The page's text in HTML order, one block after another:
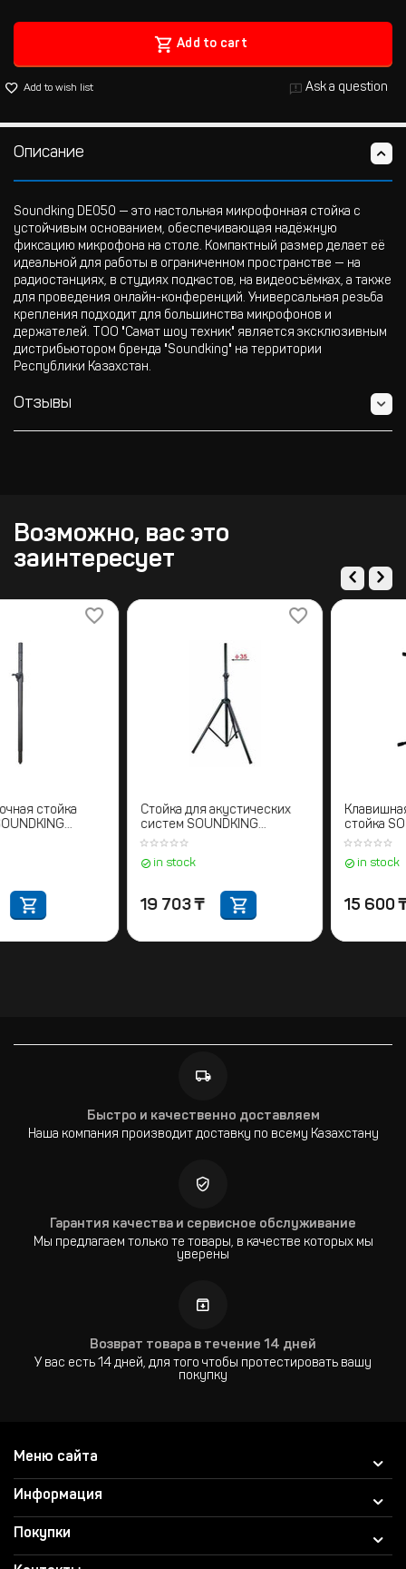
Add to cart
Add to wish list Ask a question
Описание
Soundking DE050 — это настольная микрофонная стойка с
устойчивым основанием, обеспечивающая надёжную
фиксацию микрофона на столе. Компактный размер делает её
идеальной для работы в ограниченном пространстве — на
радиостанциях, в студиях подкастов, на видеосъёмках, а также
для проведения онлайн-конференций. Универсальная резьба
крепления подходит для большинства микрофонов и
держателей. ТОО "Самат шоу техник" является эксклюзивным
дистрибьютором бренда "Soundking" на территории
Республики Казахстан.
Отзывы
Возможно, вас это
заинтересует
стойка
топ" SOUNDKING
395
Стойка для акустических
систем SOUNDKING
19 703
Быстро и качественно доставляем
Наша компания производит доставку по всему Казахстану
Гарантия качества и сервисное обслуживание
Мы предлагаем только те товары, в качестве которых мы
уверены
Возврат товара в течение 14 дней
У вас есть 14 дней, для того чтобы протестировать вашу
покупку
Меню сайта
Информация
Покупки